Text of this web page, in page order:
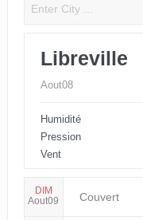
Libreville
Aout08
Humidité
Pression
Vent
DIM
Aout09
Couvert